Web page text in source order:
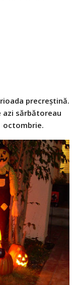
precreștină.
azi sărbătoreau
octombrie.